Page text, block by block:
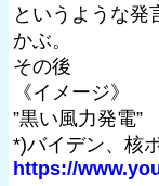
というような発
かぶ。
その後
《イメージ》
”黒い風力発電”
*)バイデン、核
https://